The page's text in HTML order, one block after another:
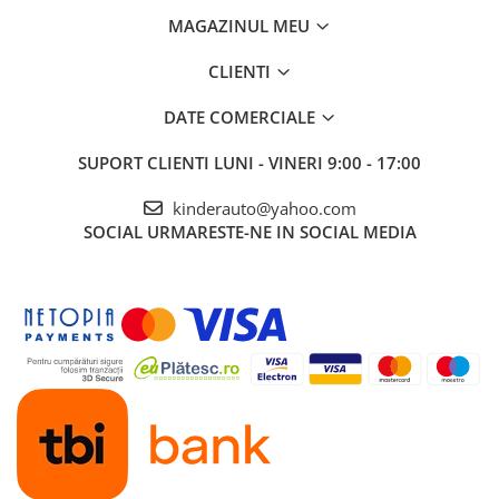
Benficiati deGARANTIE 24 Luni
TransportGRATUIT
Posibilitate RETUR
MAGAZINUL MEU
CLIENTI
DATE COMERCIALE
SUPORT CLIENTI LUNI - VINERI 9:00 - 17:00
kinderauto@yahoo.com
SOCIAL URMARESTE-NE IN SOCIAL MEDIA